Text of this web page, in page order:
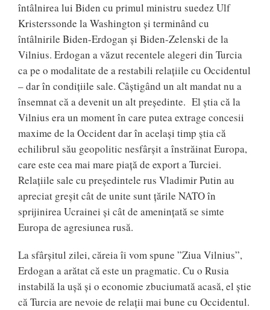
întâlnirea lui Biden cu primul ministru suedez Ulf
Kristerssonde la Washington și terminând cu
întâlnirile Biden-Erdogan și Biden-Zelenski de la
Vilnius. Erdogan a văzut recentele alegeri din Turcia
ca pe o modalitate de a restabili relațiile cu Occidentul
– dar în condițiile sale. Câștigând un alt mandat nu a
însemnat că a devenit un alt președinte. El știa că la
Vilnius era un moment în care putea extrage concesii
maxime de la Occident dar în același timp știa că
echilibrul său geopolitic nesfârșit a înstrăinat Europa,
care este cea mai mare piață de export a Turciei.
Relațiile sale cu președintele rus Vladimir Putin au
apreciat greșit cât de unite sunt țările NATO în
sprijinirea Ucrainei și cât de amenințată se simte
Europa de agresiunea rusă.
La sfârșitul zilei, căreia îi vom spune ”Ziua Vilnius”,
Erdogan a arătat că este un pragmatic. Cu o Rusia
instabilă la ușă și o economie zbuciumată acasă, el știe
că Turcia are nevoie de relații mai bune cu Occidentul.